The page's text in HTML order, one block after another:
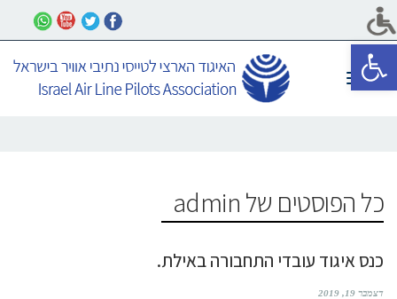
פתח סרגל נגישות
תפריט
כל הפוסטים של admin
כנס איגוד עובדי התחבורה באילת.
דצמבר 19, 2019